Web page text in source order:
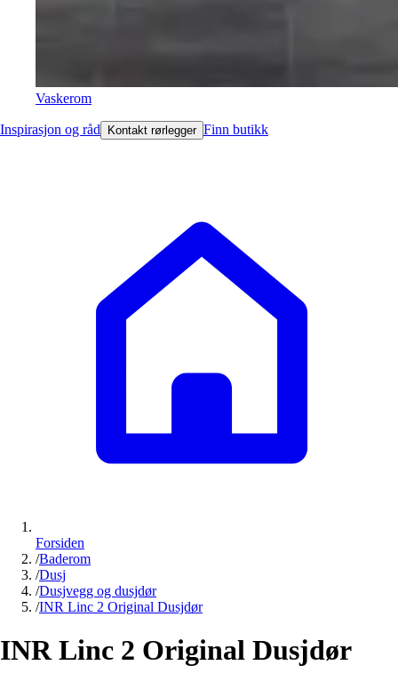
Vaskerom
Inspirasjon og råd Kontakt rørlegger Finn butikk
Forsiden
/Baderom
/Dusj
/Dusjvegg og dusjdør
/INR Linc 2 Original Dusjdør
INR Linc 2 Original Dusjdør